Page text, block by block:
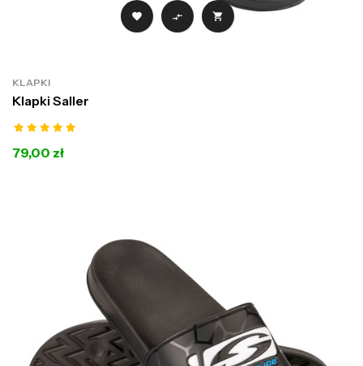
  
KLAPKI
Klapki Saller
79,00 zł